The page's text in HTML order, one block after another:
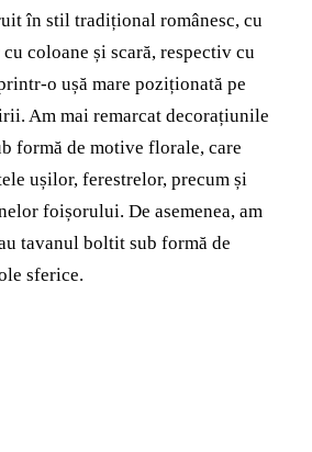
în stil tradițional românesc, cu
coloane și scară, respectiv cu
o ușă mare poziționată pe
Am mai remarcat decorațiunile
formă de motive florale, care
ușilor, ferestrelor, precum și
foișorului. De asemenea, am
tavanul boltit sub formă de
sferice.